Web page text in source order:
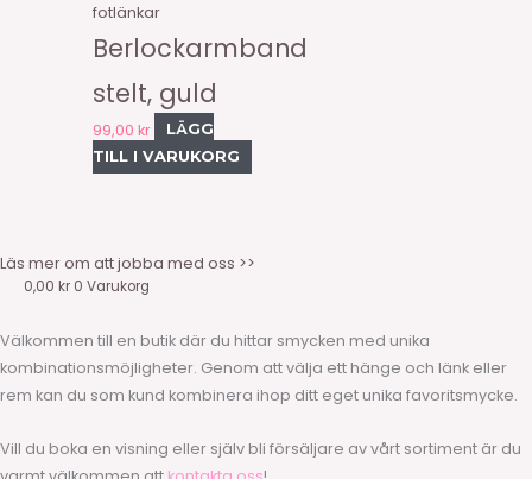
fotlänkar
Berlockarmband
stelt, guld
99,00kr
LÄGG
TILL I VARUKORG
Läs mer om att jobba med oss >>
0,00 kr 0 Varukorg
Välkommen till en butik där du hittar smycken med unika
kombinationsmöjligheter. Genom att välja ett hänge och länk eller
rem kan du som kund kombinera ihop ditt eget unika favoritsmycke.
Vill du boka en visning eller själv bli försäljare av vårt sortiment är du